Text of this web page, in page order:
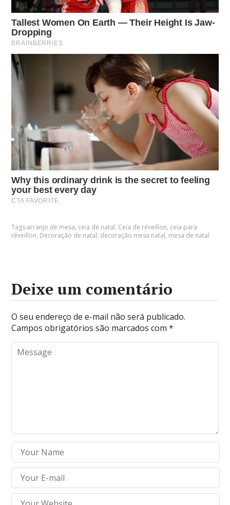
Tags:arranjo de mesa, ceia de natal, Ceia de réveillon, ceia para
réveillon, Decoração de natal, decoração mesa natal, mesa de natal
Deixe um comentário
O seu endereço de e-mail não será publicado.
Campos obrigatórios são marcados com*